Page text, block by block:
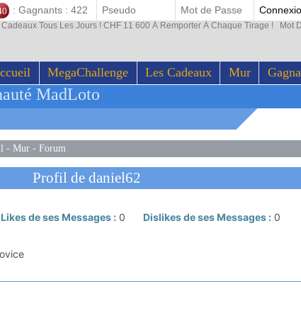
MegaChallenge Les Cadeaux Mur
: Gagnants : 422
Tous Les Jours ! CHF 11 600 À Remporter À Chaque Tirage ! Mot
MadLoto
- Mur- Forum
Profil de daniel62
Likes de ses Messages :0 Dislikes de ses Messages :0